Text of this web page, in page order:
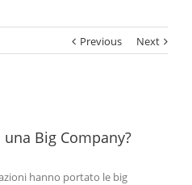
Previous Next
Big Company?
hanno portato le big